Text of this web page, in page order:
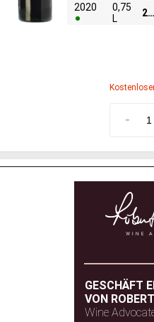
2020
0,75
L
-
GESCHÄFT
VON
Wine